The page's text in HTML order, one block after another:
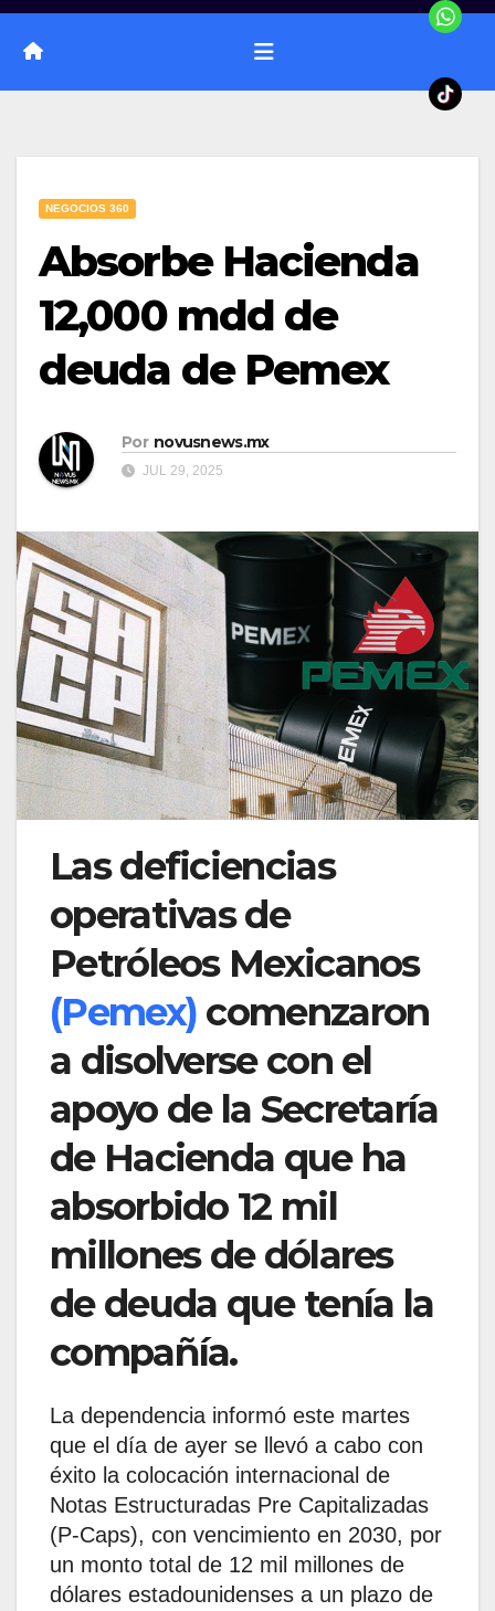
NEGOCIOS 360
Absorbe Hacienda
12,000 mdd de
deuda de Pemex
Por novusnews.mx
JUL 29, 2025
Las deficiencias
operativas de
Petróleos Mexicanos
(Pemex) comenzaron
a disolverse con el
apoyo de la Secretaría
de Hacienda que ha
absorbido 12 mil
millones de dólares
de deuda que tenía la
compañía.
La dependencia informó este martes
que el día de ayer se llevó a cabo con
éxito la colocación internacional de
Notas Estructuradas Pre Capitalizadas
(P-Caps), con vencimiento en 2030, por
un monto total de 12 mil millones de
dólares estadounidenses a un plazo de